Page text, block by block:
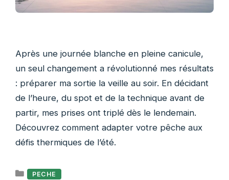
Après une journée blanche en pleine canicule,
un seul changement a révolutionné mes résultats
: préparer ma sortie la veille au soir. En décidant
de l’heure, du spot et de la technique avant de
partir, mes prises ont triplé dès le lendemain.
Découvrez comment adapter votre pêche aux
défis thermiques de l’été.
Catégories
PECHE